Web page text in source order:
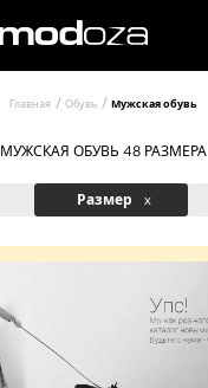
Главная Обувь Мужская обувь
МУЖСКАЯ ОБУВЬ 48 РАЗМЕРА
Размер x